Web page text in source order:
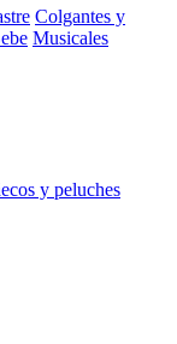
Colgantes y
Musicales
y peluches